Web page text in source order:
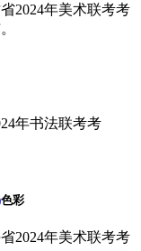
2024年美术联考考
年书法联考考
色彩
2024年美术联考考